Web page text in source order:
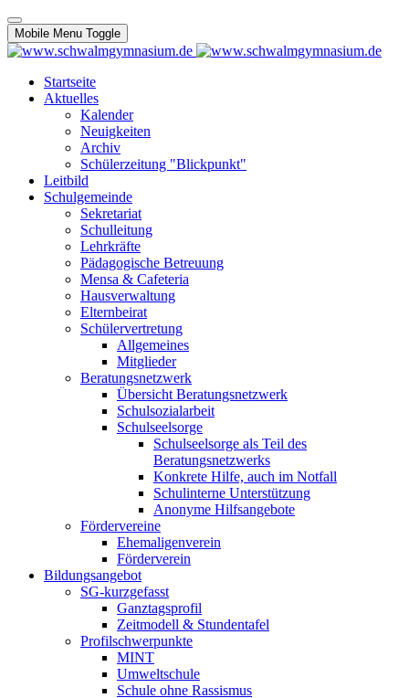
Mobile Menu Toggle
Startseite
Aktuelles
Kalender
Neuigkeiten
Archiv
Schülerzeitung "Blickpunkt"
Leitbild
Schulgemeinde
Sekretariat
Schulleitung
Lehrkräfte
Pädagogische Betreuung
Mensa & Cafeteria
Hausverwaltung
Elternbeirat
Schülervertretung
Allgemeines
Mitglieder
Beratungsnetzwerk
Übersicht Beratungsnetzwerk
Schulsozialarbeit
Schulseelsorge
Schulseelsorge als Teil des
Beratungsnetzwerks
Konkrete Hilfe, auch im Notfall
Schulinterne Unterstützung
Anonyme Hilfsangebote
Fördervereine
Ehemaligenverein
Förderverein
Bildungsangebot
SG-kurzgefasst
Ganztagsprofil
Zeitmodell & Stundentafel
Profilschwerpunkte
MINT
Umweltschule
Schule ohne Rassismus